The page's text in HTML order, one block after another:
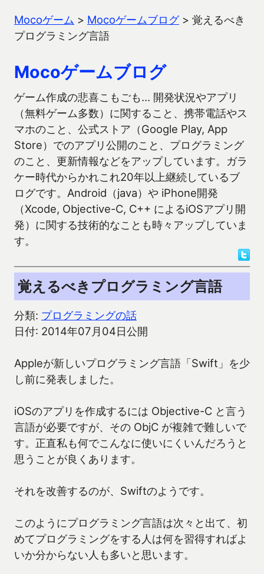
Mocoゲーム > Mocoゲームブログ> 覚えるべき
プログラミング言語
Mocoゲームブログ
ゲーム作成の悲喜こもごも… 開発状況やアプリ
（無料ゲーム多数）に関すること、携帯電話やス
マホのこと、公式ストア（Google Play, App
Store）でのアプリ公開のこと、プログラミング
のこと、更新情報などをアップしています。ガラ
ケー時代からかれこれ20年以上継続しているブ
ログです。Android（java）や iPhone開発
（Xcode, Objective-C, C++ によるiOSアプリ開
発）に関する技術的なことも時々アップしていま
す。
覚えるべきプログラミング言語
分類: プログラミングの話
日付: 2014年07月04日公開
Appleが新しいプログラミング言語「Swift」を少
し前に発表しました。
iOSのアプリを作成するには Objective-C と言う
言語が必要ですが、その ObjC が複雑で難しいで
す。正直私も何でこんなに使いにくいんだろうと
思うことが良くあります。
それを改善するのが、Swiftのようです。
このようにプログラミング言語は次々と出て、初
めてプログラミングをする人は何を習得すればよ
いか分からない人も多いと思います。